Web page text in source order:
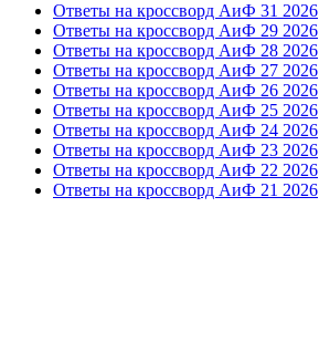
Ответы на кроссворд АиФ 31 2026
Ответы на кроссворд АиФ 29 2026
Ответы на кроссворд АиФ 28 2026
Ответы на кроссворд АиФ 27 2026
Ответы на кроссворд АиФ 26 2026
Ответы на кроссворд АиФ 25 2026
Ответы на кроссворд АиФ 24 2026
Ответы на кроссворд АиФ 23 2026
Ответы на кроссворд АиФ 22 2026
Ответы на кроссворд АиФ 21 2026